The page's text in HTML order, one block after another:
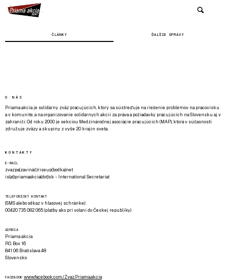
ČLÁNKY ĎALŠIE SPRÁVY
O NÁS
Priama akcia je solidárny zväz pracujúcich, ktorý sa sústreďuje na riešenie problémov na pracovisku
a v komunite, a na organizovanie solidárnych akcií za práva a požiadavky pracujúcich na Slovensku aj v
zahraničí. Od roku 2000 je sekciou Medzinárodnej asociácie pracujúcich (MAP), ktorá v súčasnosti
združuje zväzy a skupiny z vyše 20 krajín sveta.
KONTAKTY
E-MAIL
zvazpa(zavináč)riseup(bodka)net
is(at)priamaakcia(dot)sk - International Secretariat
TELEFONICKÝ KONTAKT
(SMS alebo odkaz v hlasovej schránke):
00420 735 082 065 (platby ako pri volaní do Českej republiky)
ADRESA
Priama akcia
P.O. Box 16
841 06 Bratislava 48
Slovensko
FACEBOOK www.facebook.com/Zvaz.Priama.akcia